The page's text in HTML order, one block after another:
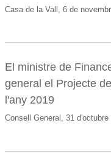
Casa de la Vall, 6 de
El ministre de
general el Projecte
l'any 2019
Consell General, 31 d'octubre